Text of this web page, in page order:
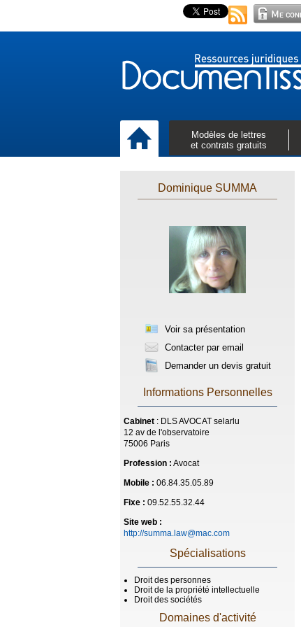
Modèles de lettres
et contrats gratuits
Dominique SUMMA
Voir sa présentation
Contacter par email
Demander un devis gratuit
Informations Personnelles
Cabinet : DLS AVOCAT selarlu
12 av de l'observatoire
75006 Paris
Profession : Avocat
Mobile : 06.84.35.05.89
Fixe : 09.52.55.32.44
Site web :
http://summa.law@mac.com
Spécialisations
Droit des personnes
Droit de la propriété intellectuelle
Droit des sociétés
Domaines d'activité